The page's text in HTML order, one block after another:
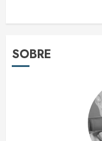
SOBRE